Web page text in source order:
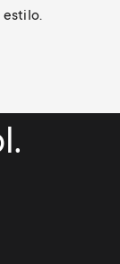
estilo.